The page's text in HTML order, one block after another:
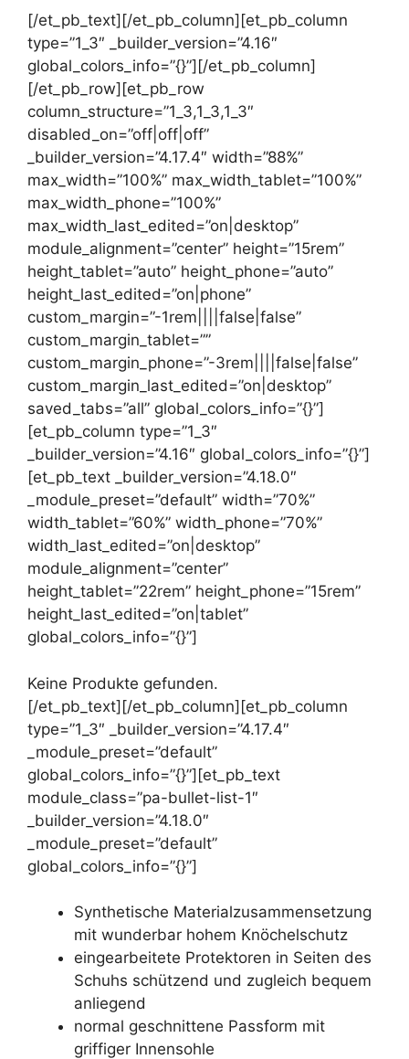
[/et_pb_text][/et_pb_column][et_pb_column
type=”1_3″ _builder_version=”4.16″
global_colors_info=”{}”][/et_pb_column]
[/et_pb_row][et_pb_row
column_structure=”1_3,1_3,1_3″
disabled_on=”off|off|off”
_builder_version=”4.17.4″ width=”88%”
max_width=”100%” max_width_tablet=”100%”
max_width_phone=”100%”
max_width_last_edited=”on|desktop”
module_alignment=”center” height=”15rem”
height_tablet=”auto” height_phone=”auto”
height_last_edited=”on|phone”
custom_margin=”-1rem||||false|false”
custom_margin_tablet=””
custom_margin_phone=”-3rem||||false|false”
custom_margin_last_edited=”on|desktop”
saved_tabs=”all” global_colors_info=”{}”]
[et_pb_column type=”1_3″
_builder_version=”4.16″ global_colors_info=”{}”]
[et_pb_text _builder_version=”4.18.0″
_module_preset=”default” width=”70%”
width_tablet=”60%” width_phone=”70%”
width_last_edited=”on|desktop”
module_alignment=”center”
height_tablet=”22rem” height_phone=”15rem”
height_last_edited=”on|tablet”
global_colors_info=”{}”]
Keine Produkte gefunden.
[/et_pb_text][/et_pb_column][et_pb_column
type=”1_3″ _builder_version=”4.17.4″
_module_preset=”default”
global_colors_info=”{}”][et_pb_text
module_class=”pa-bullet-list-1″
_builder_version=”4.18.0″
_module_preset=”default”
global_colors_info=”{}”]
Synthetische Materialzusammensetzung
mit wunderbar hohem Knöchelschutz
eingearbeitete Protektoren in Seiten des
Schuhs schützend und zugleich bequem
anliegend
normal geschnittene Passform mit
griffiger Innensohle